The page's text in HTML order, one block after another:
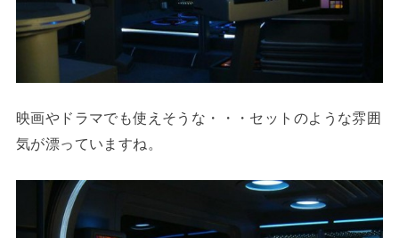
映画やドラマでも使えそうな・・・セットのような雰囲
気が漂っていますね。